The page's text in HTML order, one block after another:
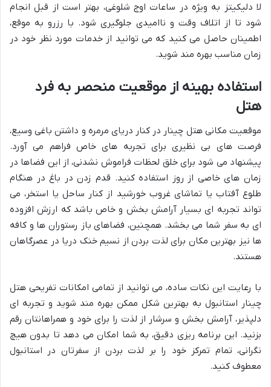
لا دلیکیتز به ویژه در ساعات اوج شلوغی، بهتر است از قبل انجام
شود تا از اتلاف وقت و ناامیدی جلوگیری شود. با رزرو به موقع،
اطمینان حاصل می کنید که می توانید از خدمات مورد نظر خود در
زمان مناسب بهره مند شوید.
استفاده بهینه از موقعیت منحصر به فرد
هتل
موقعیت مکانی هتل چینار در کنار دریای مرمره و داشتن باغی وسیع،
فرصت های بی نظیری برای تجربه های خاص فراهم می آورد.
پیشنهاد می شود برای خلق لحظات فراموش نشدنی، از این فضاها در
زمان های خاصی از روز استفاده کنید. قدم زدن در باغ در هنگام
طلوع آفتاب یا تماشای غروب خورشید از کنار ساحل یا استخر، می
تواند تجربه ای بسیار آرامش بخش و خاص باشد که ارزش افزوده
ای به سفر شما می بخشد. همچنین، فضاهای باز رستوران ها و کافه
ها نیز بهترین مکان برای لذت بردن از نسیم خنک دریا در عصرگاهان
هستند.
با رعایت این نکات ساده، می توانید از تمامی امکانات تفریحی هتل
چینار استانبول به بهترین شکل ممکن بهره مند شوید و تجربه ای
دلپذیر، آرامش بخش و سرشار از لذت را برای خود و همراهانتان رقم
بزنید. این برنامه ریزی دقیق، به شما امکان می دهد تا بدون هیچ
نگرانی، تمام تمرکز خود را بر لذت بردن از سفرتان در استانبول
معطوف کنید.